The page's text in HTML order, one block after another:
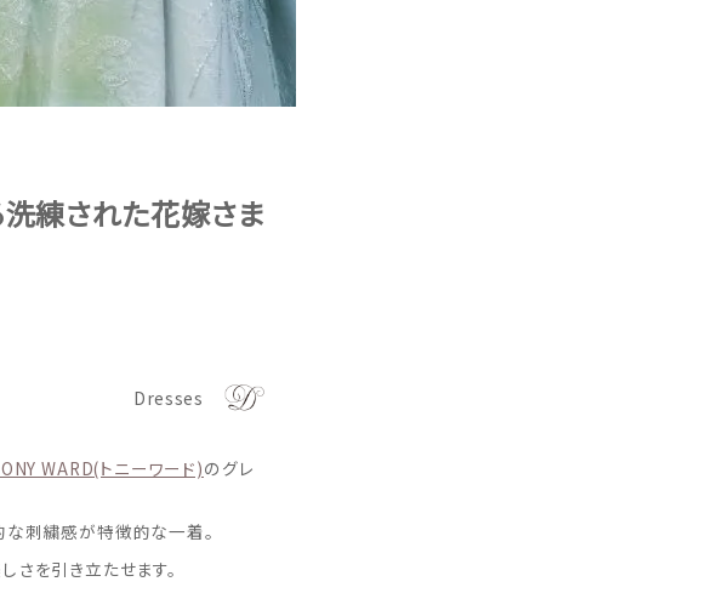
練された花嫁さま
Dresses
WARD(トニーワード)のグレ
な刺繍感が特徴的な一着。
さを引き立たせます。